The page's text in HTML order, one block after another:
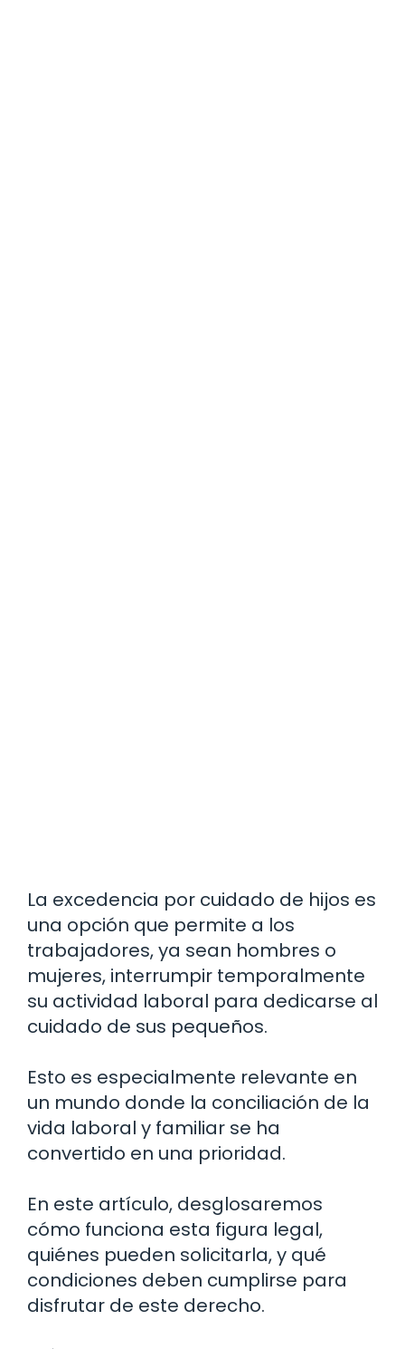
La excedencia por cuidado de hijos es
una opción que permite a los
trabajadores, ya sean hombres o
mujeres, interrumpir temporalmente
su actividad laboral para dedicarse al
cuidado de sus pequeños.
Esto es especialmente relevante en
un mundo donde la conciliación de la
vida laboral y familiar se ha
convertido en una prioridad.
En este artículo, desglosaremos
cómo funciona esta figura legal,
quiénes pueden solicitarla, y qué
condiciones deben cumplirse para
disfrutar de este derecho.